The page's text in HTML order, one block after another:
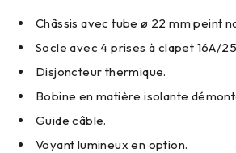
Châssis avec tube ø 22 mm peint
Socle avec 4 prises à clapet 16A/
Disjoncteur thermique.
Bobine en matière isolante
Guide câble.
Voyant lumineux en option.